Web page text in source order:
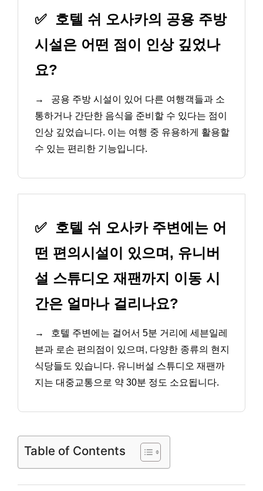
✅ 호텔 쉬 오사카의 공용 주방
시설은 어떤 점이 인상 깊었나
요?
→
공용 주방 시설이 있어 다른 여행객들과 소
통하거나 간단한 음식을 준비할 수 있다는 점이
인상 깊었습니다. 이는 여행 중 유용하게 활용할
수 있는 편리한 기능입니다.
✅ 호텔 쉬 오사카 주변에는 어
떤 편의시설이 있으며, 유니버
설 스튜디오 재팬까지 이동 시
간은 얼마나 걸리나요?
→
호텔 주변에는 걸어서 5분 거리에 세븐일레
븐과 로손 편의점이 있으며, 다양한 종류의 현지
식당들도 있습니다. 유니버설 스튜디오 재팬까
지는 대중교통으로 약 30분 정도 소요됩니다.
Table of Contents